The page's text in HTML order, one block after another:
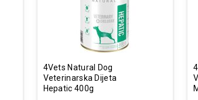
4Vets Natural Dog
Veterinarska Dijeta
Hepatic 400g